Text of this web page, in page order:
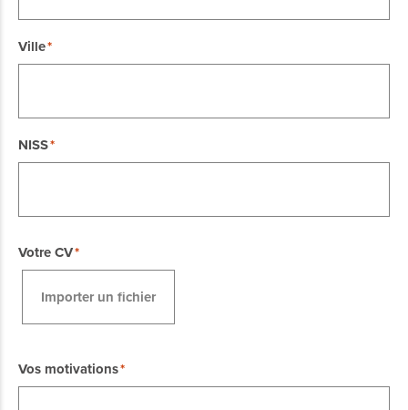
Ville
NISS
Votre CV
Importer un fichier
Vos motivations